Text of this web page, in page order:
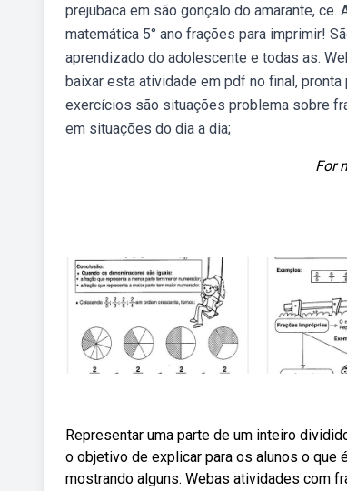
prejubaca em são gonçalo do amarante,
matemática 5° ano frações para imprimir!
aprendizado do adolescente e todas as.
baixar esta atividade em pdf no final,
exercícios são situações problema sobre
em situações do dia a dia;
For
Representar uma parte de um inteiro
o objetivo de explicar para os alunos o que
mostrando alguns. Webas atividades com